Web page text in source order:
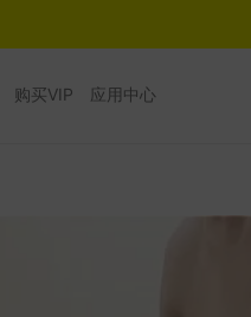
购买VIP 应用中心